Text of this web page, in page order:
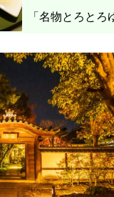
「名物とろとろ